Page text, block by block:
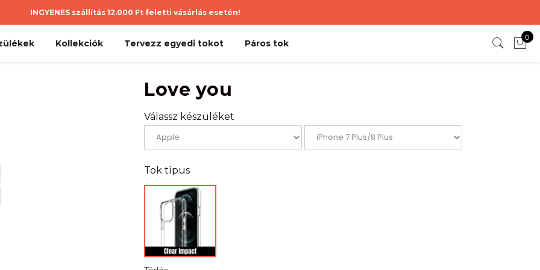
INGYENES szállítás 12.000 Ft feletti vásárlás esetén!
Kollekciók Tervezz egyedi tokot Páros tok
0
Love you
Válassz készüléket
Tok típus